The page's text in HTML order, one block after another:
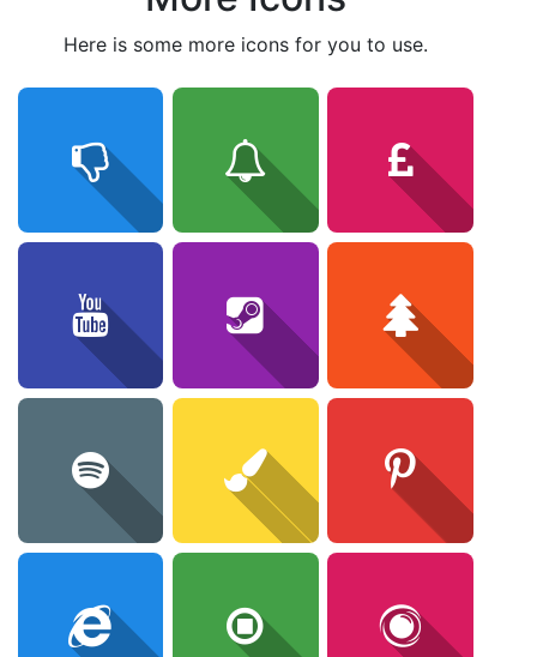
here is some more icons for you to use.